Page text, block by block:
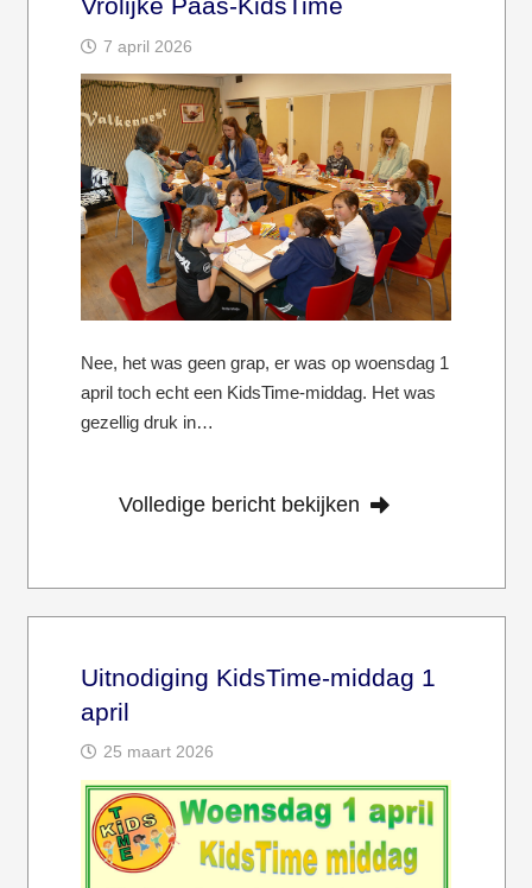
Vrolijke Paas-KidsTime
7 april 2026
Nee, het was geen grap, er was op woensdag 1
april toch echt een KidsTime-middag. Het was
gezellig druk in…
Volledige bericht bekijken
Uitnodiging KidsTime-middag 1
april
25 maart 2026